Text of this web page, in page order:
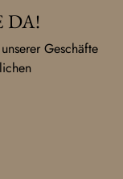
DA!
Geschäfte